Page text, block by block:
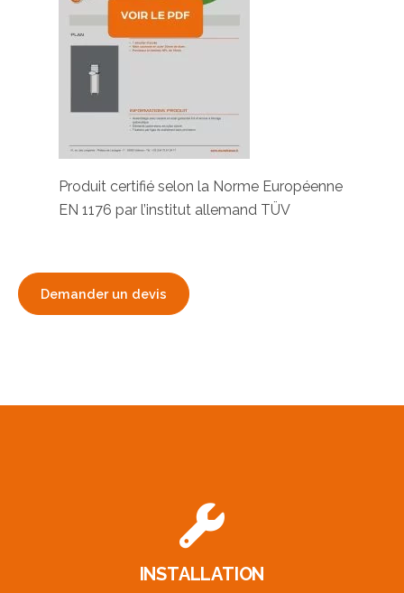
Produit certifié selon la Norme Européenne
EN 1176 par l’institut allemand TÜV
Demander un devis
INSTALLATION